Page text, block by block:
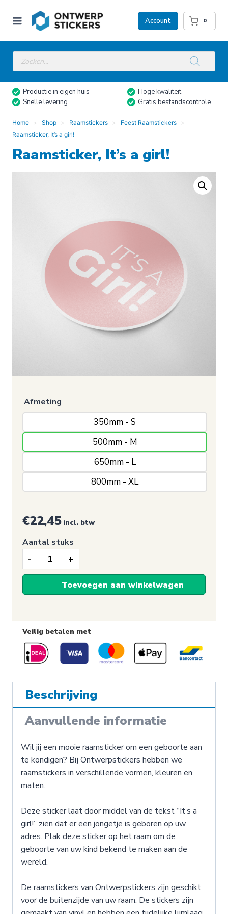
naar
Account 0
Producten
zoeken
Productie in eigen huis
Hoge kwaliteit
Snelle levering
Gratis bestandscontrole
Home Shop Raamstickers
Feest Raamstickers
Raamsticker, It’s a girl!
Raamsticker, It’s a girl!
Afmeting
350mm - S
500mm - M
650mm - L
800mm - XL
€22,45incl. btw
Raamsticker,
girl!
aantal
Aantal stuks
Toevoegen aan winkelwagen
Veilig betalen met
Beschrijving
Aanvullende informatie
Wil jij een mooie raamsticker om een geboorte aan
te kondigen? Bij Ontwerpstickers hebben we
raamstickers in verschillende vormen, kleuren en
maten.
Deze sticker laat door middel van de tekst “It’s a
girl!” zien dat er een jongetje is geboren op uw
adres. Plak deze sticker op het raam om de
geboorte van uw kind bekend te maken aan de
wereld.
De raamstickers van Ontwerpstickers zijn geschikt
voor de buitenzijde van uw raam. De stickers zijn